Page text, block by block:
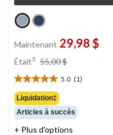
Maintenant 29,98 $
Était± 55,00 $
55,00 $
5.0 (1)
5.0
étoile(s)
sur
5.
1
Liquidation‡
Articles à succès
+ Plus d'options